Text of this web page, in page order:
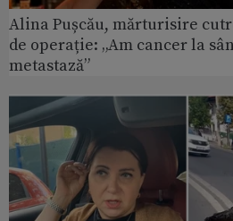
Alina Pușcău, mărturisire
de operație: „Am cancer la
metastază”